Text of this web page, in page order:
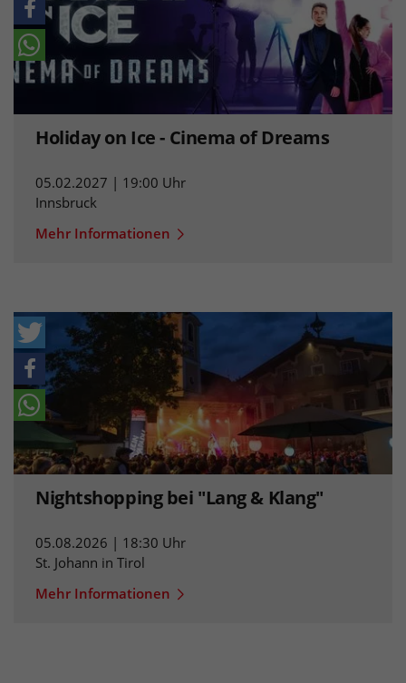
Holiday on Ice - Cinema of Dreams
05.02.2027 | 19:00 Uhr
Innsbruck
Mehr Informationen
Nightshopping bei "Lang & Klang"
05.08.2026 | 18:30 Uhr
St. Johann in Tirol
Mehr Informationen